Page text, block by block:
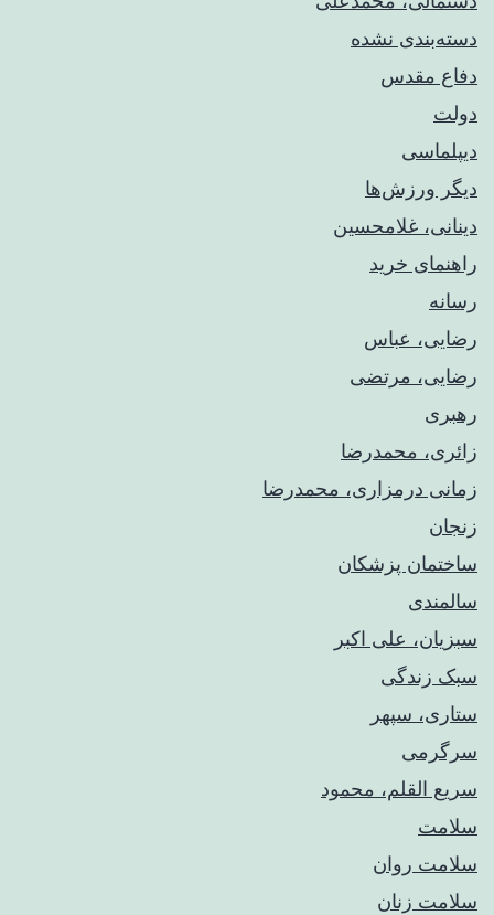
دسته‌بندی نشده
دفاع مقدس
دولت
دیپلماسی
دیگر ورزش‌ها
دینانی، غلامحسین
راهنمای خريد
رسانه
رضایی، عباس
رضایی، مرتضی
رهبری
زائری، محمدرضا
زمانی درمزاری، محمدرضا
زنجان
ساختمان پزشکان
سالمندی
سبزیان، علی اکبر
سبک زندگی
ستاری، سپهر
سرگرمی
سریع القلم، محمود
سلامت
سلامت روان
سلامت زنان